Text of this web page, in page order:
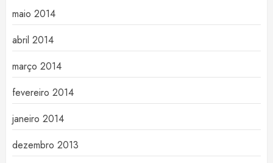
maio 2014
abril 2014
março 2014
fevereiro 2014
janeiro 2014
dezembro 2013